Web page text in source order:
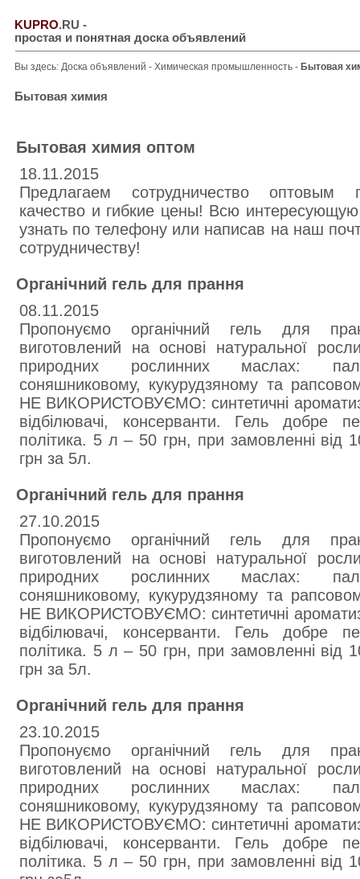
KUPRO.RU -
простая и понятная доска объявлений
Вы здесь: Доска объявлений - Химическая промышленность - Бытовая
Бытовая химия
Бытовая химия оптом
18.11.2015
Предлагаем сотрудничество оптовым
качество и гибкие цены! Всю
узнать по телефону или написав на наш
сотрудничеству!
Органічний гель для прання
08.11.2015
Пропонуємо органічний гель для
виготовлений на основі натуральної
природних рослинних маслах:
соняшниковому, кукурудзяному та
НЕ ВИКОРИСТОВУЄМО: синтетичні
відбілювачі, консерванти. Гель добре
політика. 5 л – 50 грн, при замовленні від
грн за 5л.
Органічний гель для прання
27.10.2015
Пропонуємо органічний гель для
виготовлений на основі натуральної
природних рослинних маслах:
соняшниковому, кукурудзяному та
НЕ ВИКОРИСТОВУЄМО: синтетичні
відбілювачі, консерванти. Гель добре
політика. 5 л – 50 грн, при замовленні від
грн за 5л.
Органічний гель для прання
23.10.2015
Пропонуємо органічний гель для
виготовлений на основі натуральної
природних рослинних маслах:
соняшниковому, кукурудзяному та
НЕ ВИКОРИСТОВУЄМО: синтетичні
відбілювачі, консерванти. Гель добре
політика. 5 л – 50 грн, при замовленні від